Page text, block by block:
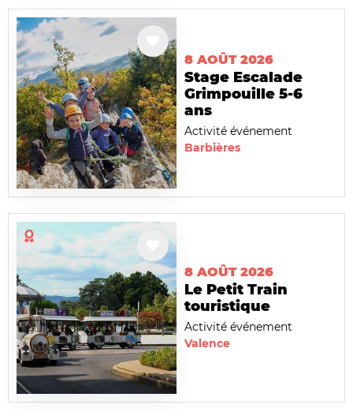
8 AOÛT 2026
Stage Escalade
Grimpouille 5-6
ans
Activité événement
Barbières
8 AOÛT 2026
Le Petit Train
touristique
Activité événement
Valence